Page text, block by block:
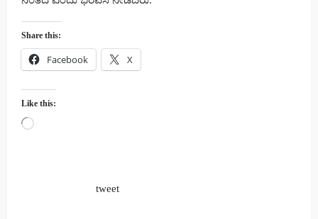
Share this:
Facebook X
Like this:
Loading…
tweet